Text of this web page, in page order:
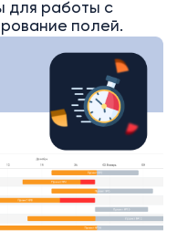
для работы с
полей.